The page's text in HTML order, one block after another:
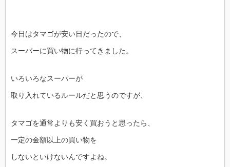
今日はタマゴが安い日だったので、
スーパーに買い物に行ってきました。
いろいろなスーパーが
取り入れているルールだと思うのですが、
タマゴを通常よりも安く買おうと思ったら、
一定の金額以上の買い物を
しないといけないんですよね。